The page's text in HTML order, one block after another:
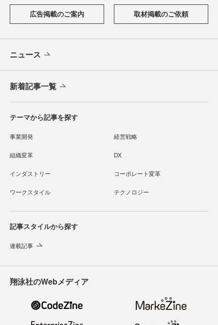
広告掲載のご案内 取材掲載のご依頼
ニュース
新着記事一覧
テーマから記事を探す
事業開発 経営戦略
組織変革 DX
インダストリー コーポレート変革
ワークスタイル テクノロジー
記事スタイルから探す
連載記事
翔泳社のWebメディア